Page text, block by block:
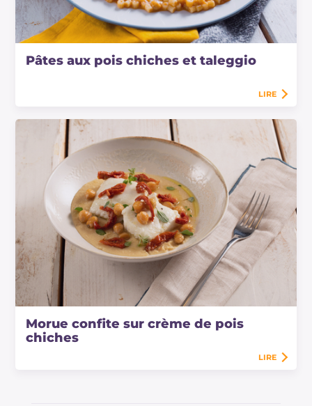
Pâtes aux pois chiches et taleggio
LIRE
Morue confite sur crème de pois
chiches
LIRE